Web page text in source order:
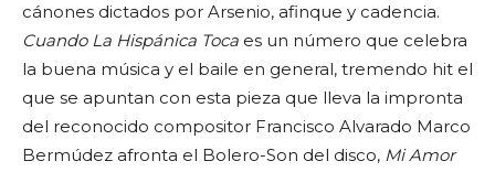
cánones dictados por Arsenio, afinque y cadencia.
Cuando La Hispánica Toca es un número que celebra
la buena música y el baile en general, tremendo hit el
que se apuntan con esta pieza que lleva la impronta
del reconocido compositor Francisco Alvarado Marco
Bermúdez afronta el Bolero-Son del disco, Mi Amor